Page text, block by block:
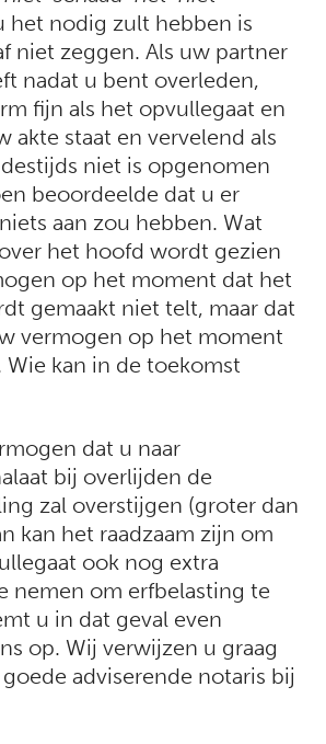
het nodig zult hebben is
niet zeggen. Als uw partner
nadat u bent overleden,
fijn als het opvullegaat en
akte staat en vervelend als
niet is opgenomen
beoordeelde dat u er
aan zou hebben. Wat
het hoofd wordt gezien
op het moment dat het
gemaakt niet telt, maar dat
vermogen op het moment
kan in de toekomst
dat u naar
bij overlijden de
zal overstijgen (groter dan
kan het raadzaam zijn om
ook nog extra
nemen om erfbelasting te
u in dat geval even
op. Wij verwijzen u graag
adviserende notaris bij